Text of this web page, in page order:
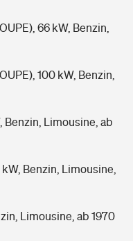
66 kW, Benzin,
100 kW, Benzin,
Benzin, Limousine, ab
Benzin, Limousine,
Limousine, ab 1970